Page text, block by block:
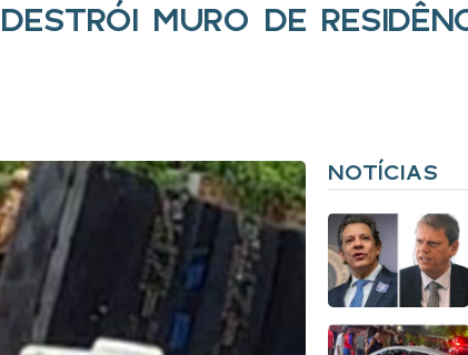
MURO DE
NOTÍCIAS